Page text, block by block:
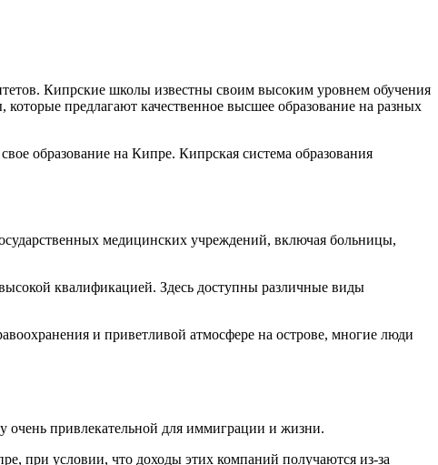
Кипрские школы известны своим высоким уровнем обучения
предлагают качественное высшее образование на разных
образование на Кипре. Кипрская система образования
медицинских учреждений, включая больницы,
квалификацией. Здесь доступны различные виды
и приветливой атмосфере на острове, многие люди
очень привлекательной для иммиграции и жизни.
при условии, что доходы этих компаний получаются из-за